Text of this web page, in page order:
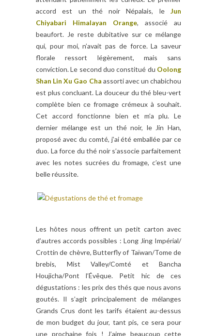
accord est un thé noir Népalais, le Jun
Chiyabari Himalayan Orange, associé au
beaufort. Je reste dubitative sur ce mélange
qui, pour moi, n’avait pas de force. La saveur
florale ressort légèrement, mais sans
conviction. Le second duo constitué du Oolong
Shan Lin Xu Gao Cha assorti avec un chabichou
est plus concluant. La douceur du thé bleu-vert
complète bien ce fromage crémeux à souhait.
Cet accord fonctionne bien et m’a plu. Le
dernier mélange est un thé noir, le Jin Han,
proposé avec du comté, j’ai été emballée par ce
duo. La force du thé noir s’associe parfaitement
avec les notes sucrées du fromage, c’est une
belle réussite.
Les hôtes nous offrent un petit carton avec
d’autres accords possibles : Long Jing Impérial/
Crottin de chèvre, Butterfly of Taïwan/Tome de
brebis, Mist Valley/Comté et Bancha
Houjicha/Pont l’Évêque. Petit hic de ces
dégustations : les prix des thés que nous avons
goutés. Il s’agit principalement de mélanges
Grands Crus dont les tarifs étaient au-dessus
de mon budget du jour, tant pis, ce sera pour
une prochaine fois ! J’aime beaucoup cette